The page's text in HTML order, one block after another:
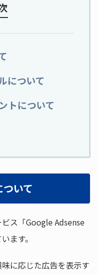
について
トについて
いて
ス「Google Adsense
ます。
に応じた広告を表示す